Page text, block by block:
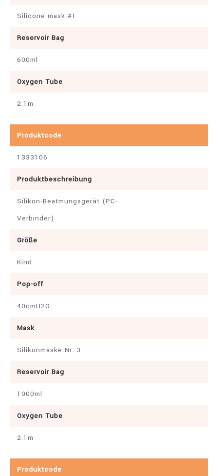
Silicone mask #1
Reservoir Bag
600ml
Oxygen Tube
2.1m
Produktcode
1333106
Produktbeschreibung
Silikon-Beatmungsgerät (PC-
Verbinder)
Größe
Kind
Pop-off
40cmH2O
Mask
Silikonmaske Nr. 3
Reservoir Bag
1000ml
Oxygen Tube
2.1m
Produktcode